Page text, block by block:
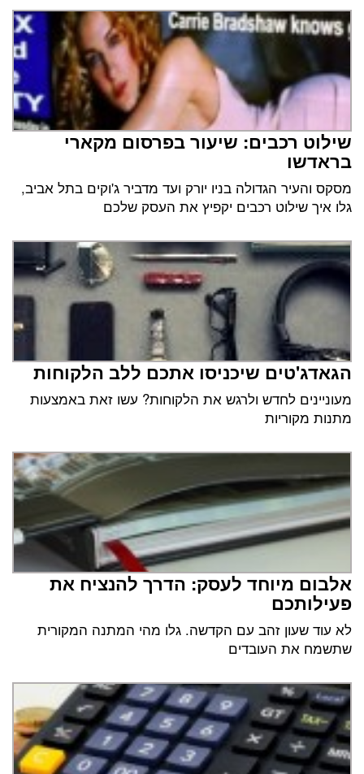
שילוט רכבים: שיעור בפרסום מקארי
בראדשו
מסקס והעיר הגדולה בניו יורק ועד מדביר ג'וקים בתל אביב,
גלו איך שילוט רכבים יקפיץ את העסק שלכם
הגאדג'טים שיכניסו אתכם ללב הלקוחות
מעוניינים לחדש ולרגש את הלקוחות? עשו זאת באמצעות
מתנות מקוריות
אלבום מיוחד לעסק: הדרך להנציח את
פעילותכם
לא עוד שעון זהב עם הקדשה. גלו מהי המתנה המקורית
שתשמח את העובדים